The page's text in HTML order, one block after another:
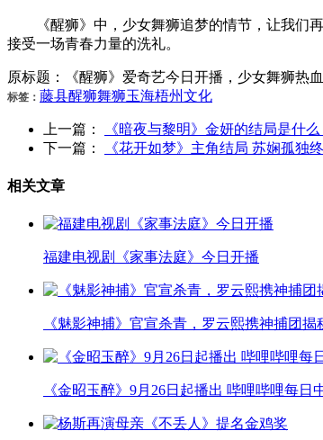
《醒狮》中，少女舞狮追梦的情节，让我们再
接受一场青春力量的洗礼。
原标题：《醒狮》爱奇艺今日开播，少女舞狮热血
标签： 藤县醒狮舞狮玉海梧州文化
上一篇：
《暗夜与黎明》金妍的结局是什
下一篇：
《花开如梦》主角结局 苏娴孤独
相关文章
福建电视剧《家事法庭》今日开播
《魅影神捕》官宣杀青，罗云熙携神捕团
《金昭玉醉》9月26日起播出 哔哩哔哩每日